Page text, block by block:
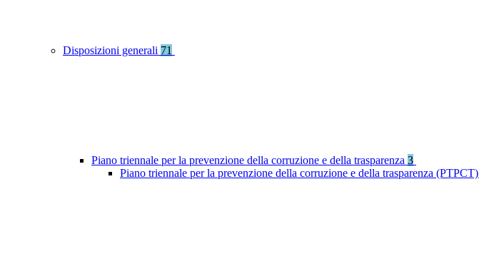
Disposizioni generali 71
Piano triennale per la prevenzione della corruzione e della trasparenza 3
Piano triennale per la prevenzione della corruzione e della trasparenza (PTPCT)